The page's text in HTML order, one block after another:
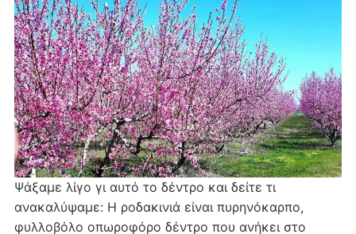
Ψάξαμε λίγο γι αυτό το δέντρο και δείτε τι
ανακαλύψαμε: Η ροδακινιά είναι πυρηνόκαρπο,
φυλλοβόλο οπωροφόρο δέντρο που ανήκει στο